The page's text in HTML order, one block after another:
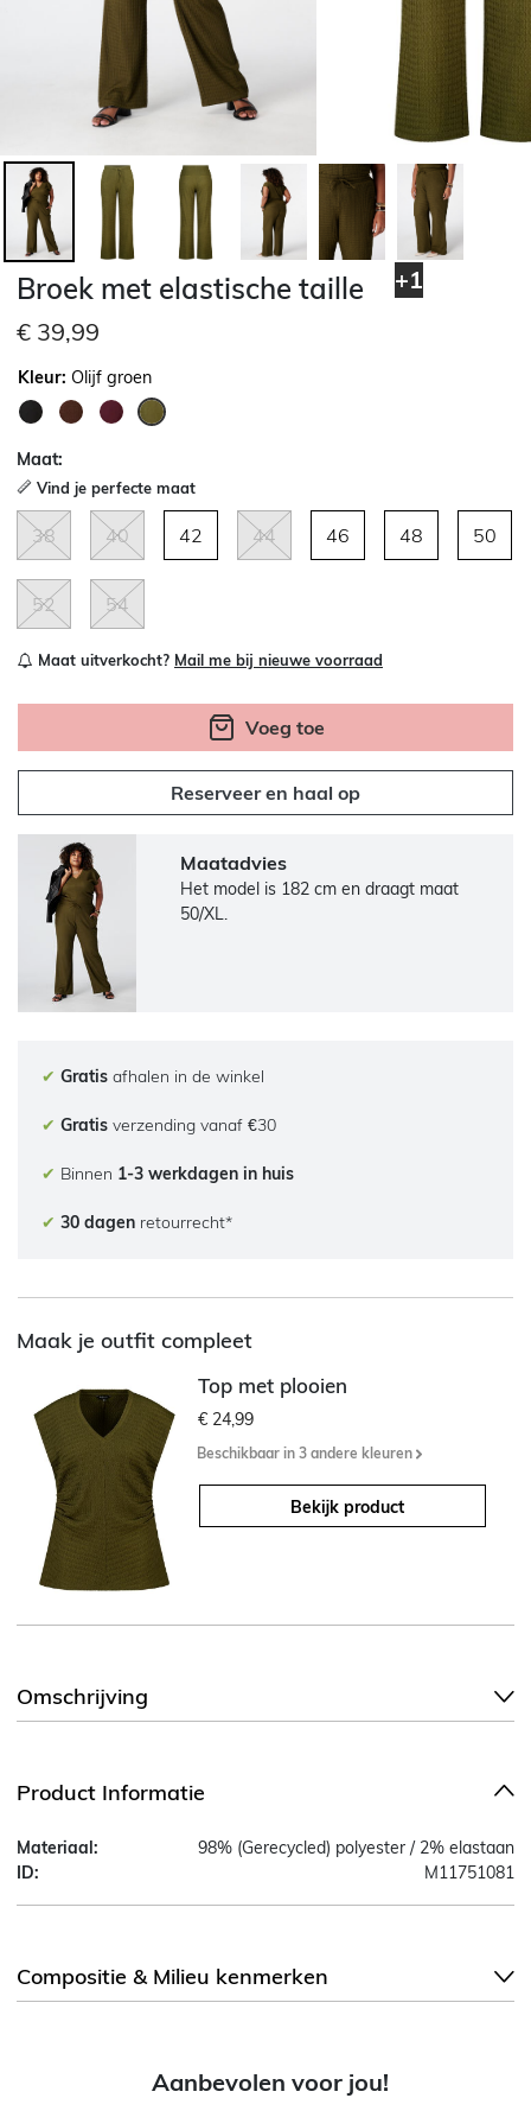
+1
Broek met elastische taille
€ 39,99
Kleur: Olijf groen
Maat:
Vind je perfecte maat
38 40 42 44 46 48 50
52 54
Maat uitverkocht? Mail me bij nieuwe voorraad
Voeg toe
Reserveer en haal op
Maatadvies
Het model is 182 cm en draagt maat
50/XL.
✔ Gratis afhalen in de winkel
✔ Gratis verzending vanaf €30
✔ Binnen 1-3 werkdagen in huis
✔ 30 dagen retourrecht*
Maak je outfit compleet
Top met plooien
€ 24,99
Beschikbaar in 3 andere kleuren
Bekijk product
Omschrijving
Product Informatie
Materiaal:
98% (Gerecycled) polyester / 2% elastaan
ID:
M11751081
Compositie & Milieu kenmerken
Aanbevolen voor jou!